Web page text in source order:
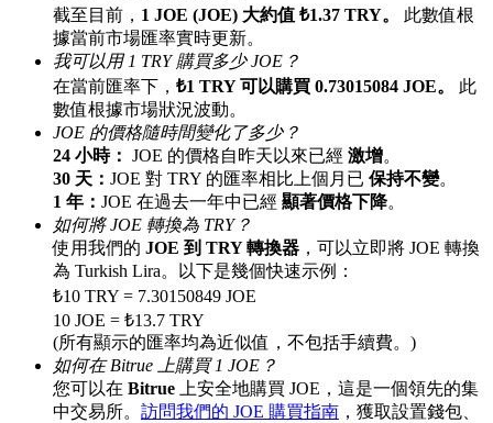
邀请好友
邀請朋友獲得現金獎勵
BTC 專享獎勵
截至目前， 1 JOE (JOE) 大約值 ₺1.37 TRY。
此數值根
據當前市場匯率實時更新。
我可以用 1 TRY 購買多少 JOE？
在當前匯率下， ₺1 TRY 可以購買 0.73015084 JOE。
此
數值根據市場狀況波動。
JOE 的價格隨時間變化了多少？
24 小時： JOE 的價格自昨天以來已經 激增。
30 天： JOE 對 TRY 的匯率相比上個月已 保持不變。
1 年： JOE 在過去一年中已經 顯著價格下降。
如何將 JOE 轉換為 TRY？
使用我們的 JOE 到 TRY 轉換器 ，可以立即將 JOE 轉換
為 Turkish Lira。以下是幾個快速示例：
₺10 TRY = 7.30150849 JOE
10 JOE = ₺13.7 TRY
(所有顯示的匯率均為近似值，不包括手續費。)
如何在 Bitrue 上購買 1 JOE？
您可以在 Bitrue 上安全地購買 JOE，這是一個領先的集
中交易所。 訪問我們的 JOE 購買指南 ，獲取設置錢包、